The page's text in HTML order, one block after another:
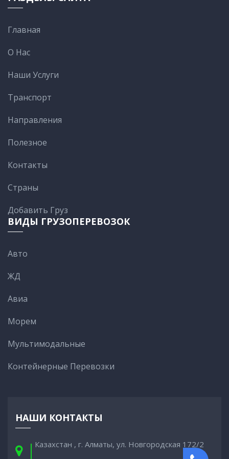
Главная
О Нас
Наши Услуги
Транспорт
Направления
Полезное
Контакты
Cтраны
Добавить Груз
ВИДЫ ГРУЗОПЕРЕВОЗОК
Авто
ЖД
Авиа
Морем
Мультимодальные
Контейнерные Перевозки
НАШИ КОНТАКТЫ
Казахстан , г. Алматы, ул. Новгородская 172/2